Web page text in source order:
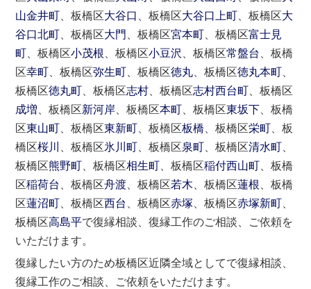
山金井町 、板橋区大谷口 、板橋区大谷口上町 、板橋区大
谷口北町 、板橋区大門 、板橋区宮本町 、板橋区富士見
町 、板橋区小茂根 、板橋区小豆沢 、板橋区常盤台
、板橋
区幸町 、板橋区弥生町 、板橋区徳丸 、板橋区徳丸本町
板橋区徳丸町 、板橋区志村 、板橋区志村西台町 、板橋区
成増 、板橋区新河岸 、板橋区本町 、板橋区東坂下 、板橋
区東山町 、板橋区東新町 、板橋区板橋 、板橋区栄町 、板
橋区桜川 、板橋区氷川町 、板橋区泉町 、板橋区清水町
板橋区熊野町 、板橋区相生町 、板橋区稲付西山町 、板橋
区稲荷台 、板橋区舟渡 、板橋区若木 、板橋区蓮根 、板橋
区蓮沼町 、板橋区西台 、板橋区赤塚 、板橋区赤塚新町
板橋区高島平で復縁相談、復縁工作のご相談、ご依頼を
いただけます。
復縁したい方のため板橋区近隣全域としてで復縁相談、
復縁工作のご相談、ご依頼をいただけます。